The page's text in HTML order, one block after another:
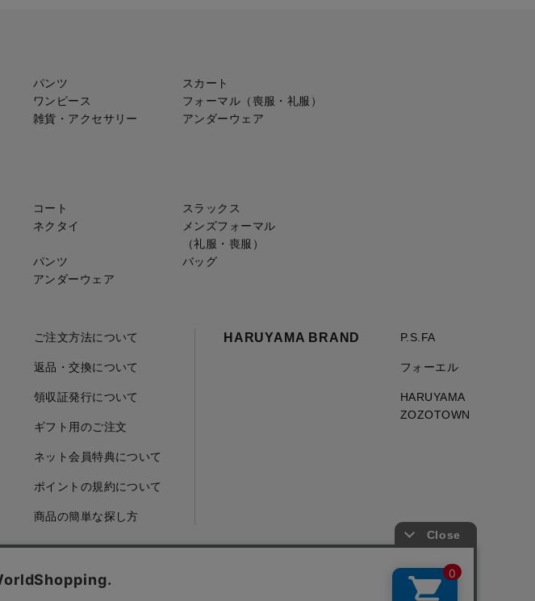
パンツ
スカート
ワンピース
フォーマル（喪服・礼服）
雑貨・アクセサリー
アンダーウェア
コート
スラックス
ネクタイ
メンズフォーマル
（礼服・喪服）
パンツ
バッグ
アンダーウェア
ご注文方法について
返品・交換について
領収証発行について
ギフト用のご注文
ネット会員特典について
ポイントの規約について
商品の簡単な探し方
HARUYAMA BRAND P.S.FA
フォーエル
HARUYAMA
ZOZOTOWN